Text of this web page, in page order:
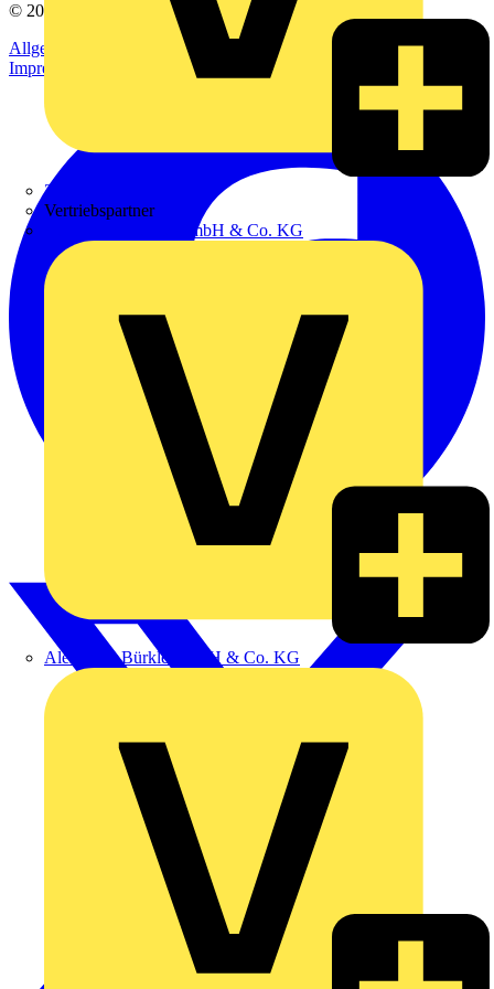
Zumtobel
Vertriebspartner
Adalbert Zajadacz GmbH & Co. KG
Alexander Bürkle GmbH & Co. KG
© 2002-
Voltimum
Allgemeine Geschäftsbedingungen
Datenschutzerklärung
Impressum